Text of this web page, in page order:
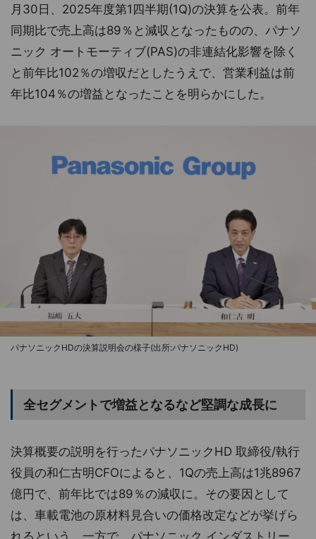
月30日、2025年度第1四半期(1Q)の決算を公表。前年
同期比で売上高は89％と減収となったものの、パナソ
ニック オートモーティブ(PAS)の非連結化影響を除く
と前年比102％の増収だとしたうえで、営業利益は前
年比104％の増益となったことを明らかにした。
パナソニックHDの決算説明会の様子(出所:パナソニックHD)
全セグメントで増益となるなど堅調な成長に
決算概要の説明を行ったパナソニックHD 取締役/執行
役員の和仁古明CFOによると、1Qの売上高は1兆8967
億円で、前年比では89％の減収に。その要因として
は、車載電池の原材料見合いの価格改定などが挙げら
れるという。一方で、パナソニック インダストリー